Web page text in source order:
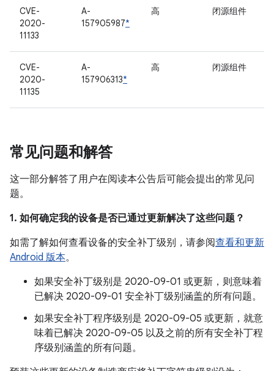
CVE-
2020-
11133
A-
157905987*
高 闭源组件
CVE-
2020-
11135
A-
157906313*
高 闭源组件
常见问题和解答
这一部分解答了用户在阅读本公告后可能会提出的常见问
题。
1. 如何确定我的设备是否已通过更新解决了这些问题？
如需了解如何查看设备的安全补丁级别，请参阅查看和更新
Android 版本。
如果安全补丁级别是 2020-09-01 或更新，则意味着
已解决 2020-09-01 安全补丁级别涵盖的所有问题。
如果安全补丁程序级别是 2020-09-05 或更新，就意
味着已解决 2020-09-05 以及之前的所有安全补丁程
序级别涵盖的所有问题。